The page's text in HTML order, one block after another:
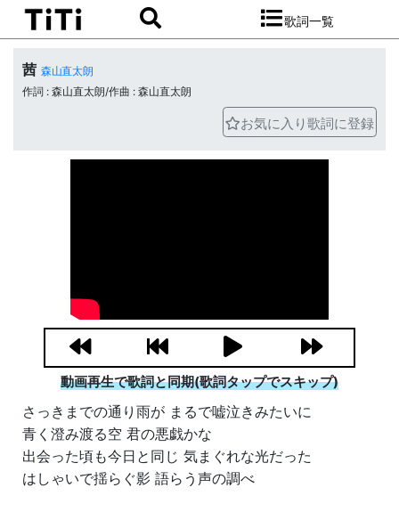
歌詞一覧
茜 森山直太朗
作詞 : 森山直太朗/作曲 : 森山直太朗
お気に入り歌詞に登録
動画再生で歌詞と同期(歌詞タップでスキップ)
さっきまでの通り雨が まるで嘘泣きみたいに
青く澄み渡る空 君の悪戯かな
出会った頃も今日と同じ 気まぐれな光だった
はしゃいで揺らぐ影 語らう声の調べ